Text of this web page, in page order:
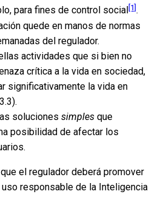
para fines de control social [1].
quede en manos de normas
del regulador.
actividades que si bien no
crítica a la vida en sociedad,
significativamente la vida en
soluciones simples que
posibilidad de afectar los
el regulador deberá promover
responsable de la Inteligencia